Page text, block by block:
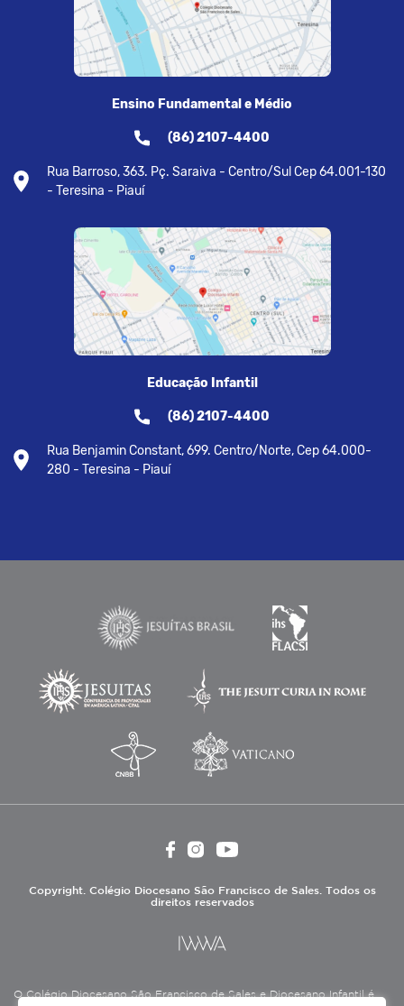
Ensino Fundamental e Médio
(86) 2107-4400
Rua Barroso, 363. Pç. Saraiva - Centro/Sul Cep 64.001-130
- Teresina - Piauí
Educação Infantil
(86) 2107-4400
Rua Benjamin Constant, 699. Centro/Norte, Cep 64.000-
280 - Teresina - Piauí
Copyright. Colégio Diocesano São Francisco de Sales. Todos os
direitos reservados
O Colégio Diocesano São Francisco de Sales e Diocesano Infantil é